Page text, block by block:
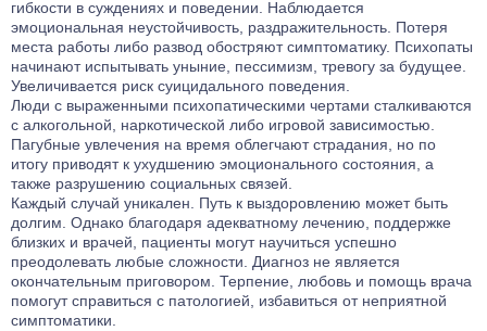
гибкости в суждениях и поведении. Наблюдается
эмоциональная неустойчивость, раздражительность. Потеря
места работы либо развод обостряют симптоматику. Психопаты
начинают испытывать уныние, пессимизм, тревогу за будущее.
Увеличивается риск суицидального поведения.
Люди с выраженными психопатическими чертами сталкиваются
с алкогольной, наркотической либо игровой зависимостью.
Пагубные увлечения на время облегчают страдания, но по
итогу приводят к ухудшению эмоционального состояния, а
также разрушению социальных связей.
Каждый случай уникален. Путь к выздоровлению может быть
долгим. Однако благодаря адекватному лечению, поддержке
близких и врачей, пациенты могут научиться успешно
преодолевать любые сложности. Диагноз не является
окончательным приговором. Терпение, любовь и помощь врача
помогут справиться с патологией, избавиться от неприятной
симптоматики.